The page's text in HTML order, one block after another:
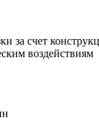
за счет
воздействиям